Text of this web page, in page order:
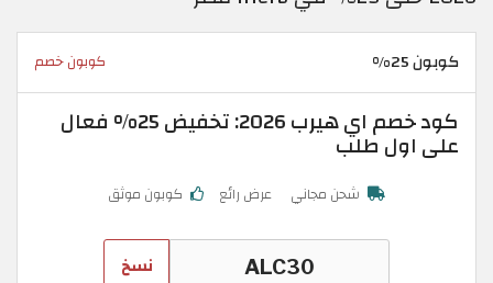
كوبون 25% كوبون خصم
كود خصم اي هيرب 2026: تخفيض 25% فعال
على اول طلب
شحن مجاني عرض رائع كوبون موثق
نسخ